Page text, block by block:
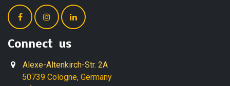
Connect us
Alexe-Altenkirch-Str. 2A
50739 Cologne, Germany